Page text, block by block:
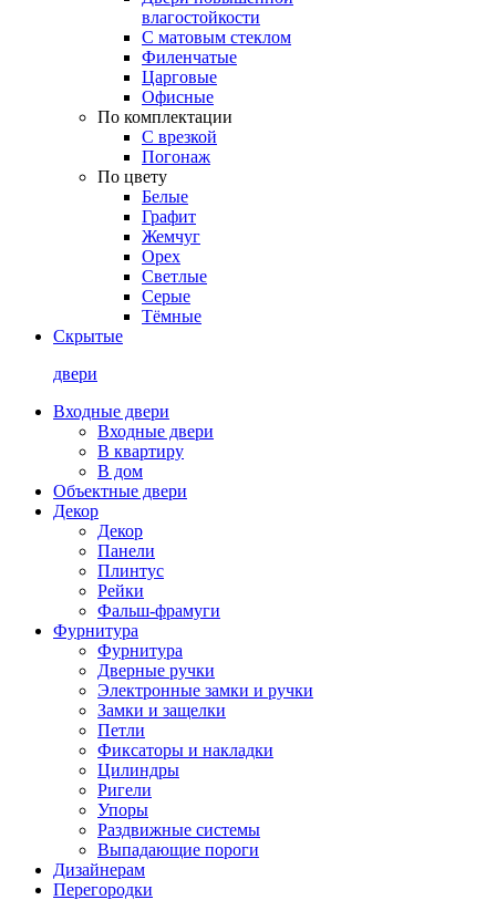
влагостойкости
С матовым стеклом
Филенчатые
Царговые
Офисные
По комплектации
С врезкой
Погонаж
По цвету
Белые
Графит
Жемчуг
Орех
Светлые
Серые
Тёмные
Скрытые
двери
Входные двери
Входные двери
В квартиру
В дом
Объектные двери
Декор
Декор
Панели
Плинтус
Рейки
Фальш-фрамуги
Фурнитура
Фурнитура
Дверные ручки
Электронные замки и ручки
Замки и защелки
Петли
Фиксаторы и накладки
Цилиндры
Ригели
Упоры
Раздвижные системы
Выпадающие пороги
Дизайнерам
Перегородки